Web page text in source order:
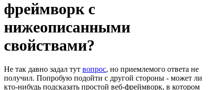
фреймворк с
нижеописанными
свойствами?
Не так давно задал тут вопрос, но приемлемого ответа не
получил. Попробую подойти с другой стороны - может ли
кто-нибудь подсказать простой веб-фреймворк, в котором